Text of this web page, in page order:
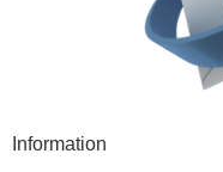
Information